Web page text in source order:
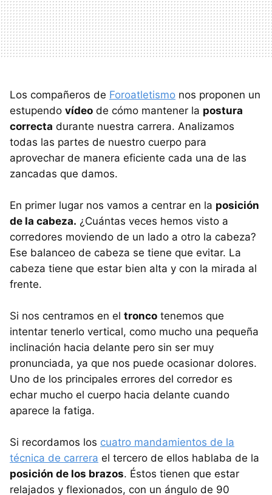
Los compañeros de Foroatletismo nos proponen un
estupendo vídeo de cómo mantener la postura
correcta durante nuestra carrera. Analizamos
todas las partes de nuestro cuerpo para
aprovechar de manera eficiente cada una de las
zancadas que damos.
En primer lugar nos vamos a centrar en la posición
de la cabeza. ¿Cuántas veces hemos visto a
corredores moviendo de un lado a otro la cabeza?
Ese balanceo de cabeza se tiene que evitar. La
cabeza tiene que estar bien alta y con la mirada al
frente.
Si nos centramos en el tronco tenemos que
intentar tenerlo vertical, como mucho una pequeña
inclinación hacia delante pero sin ser muy
pronunciada, ya que nos puede ocasionar dolores.
Uno de los principales errores del corredor es
echar mucho el cuerpo hacia delante cuando
aparece la fatiga.
Si recordamos los cuatro mandamientos de la
técnica de carrera el tercero de ellos hablaba de la
posición de los brazos. Éstos tienen que estar
relajados y flexionados, con un ángulo de 90